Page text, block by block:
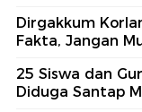
Dirgakkum
Fakta, Jangan
25 Siswa dan
Diduga Santap